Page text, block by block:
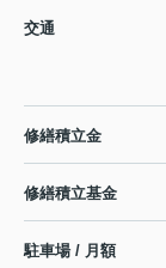
交通
修繕積立金
修繕積立基金
駐車場 / 月額